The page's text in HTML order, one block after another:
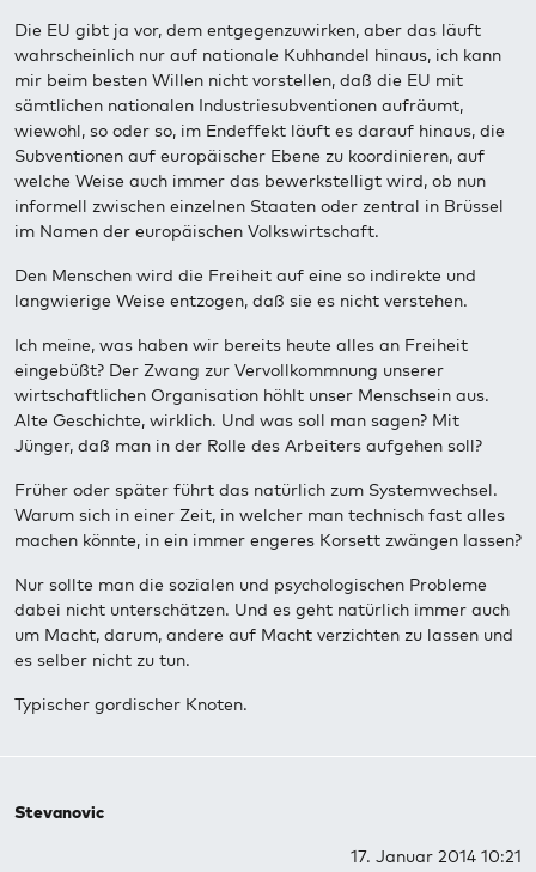
Die EU gibt ja vor, dem entgegenzuwirken, aber das läuft
wahrscheinlich nur auf nationale Kuhhandel hinaus, ich kann
mir beim besten Willen nicht vorstellen, daß die EU mit
sämtlichen nationalen Industriesubventionen aufräumt,
wiewohl, so oder so, im Endeffekt läuft es darauf hinaus, die
Subventionen auf europäischer Ebene zu koordinieren, auf
welche Weise auch immer das bewerkstelligt wird, ob nun
informell zwischen einzelnen Staaten oder zentral in Brüssel
im Namen der europäischen Volkswirtschaft.
Den Menschen wird die Freiheit auf eine so indirekte und
langwierige Weise entzogen, daß sie es nicht verstehen.
Ich meine, was haben wir bereits heute alles an Freiheit
eingebüßt? Der Zwang zur Vervollkommnung unserer
wirtschaftlichen Organisation höhlt unser Menschsein aus.
Alte Geschichte, wirklich. Und was soll man sagen? Mit
Jünger, daß man in der Rolle des Arbeiters aufgehen soll?
Früher oder später führt das natürlich zum Systemwechsel.
Warum sich in einer Zeit, in welcher man technisch fast alles
machen könnte, in ein immer engeres Korsett zwängen lassen?
Nur sollte man die sozialen und psychologischen Probleme
dabei nicht unterschätzen. Und es geht natürlich immer auch
um Macht, darum, andere auf Macht verzichten zu lassen und
es selber nicht zu tun.
Typischer gordischer Knoten.
Stevanovic
17. Januar 2014 10:21